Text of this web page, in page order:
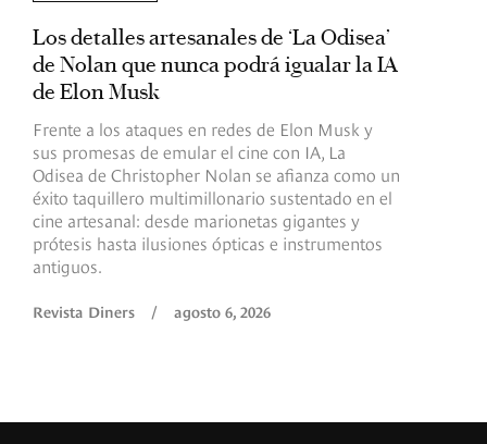
Los detalles artesanales de ‘La Odisea’
de Nolan que nunca podrá igualar la IA
de Elon Musk
Frente a los ataques en redes de Elon Musk y
sus promesas de emular el cine con IA, La
Odisea de Christopher Nolan se afianza como un
éxito taquillero multimillonario sustentado en el
cine artesanal: desde marionetas gigantes y
prótesis hasta ilusiones ópticas e instrumentos
antiguos.
Revista Diners / agosto 6, 2026